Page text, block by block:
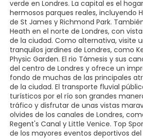
verde en Londres. La capital es el
hermosos parques reales, incluyendo
de St James y Richmond Park.
Heath en el norte de Londres, con
de la ciudad. Como alternativa, visite
tranquilos jardines de Londres, como
Physic Garden. El rio Támesis y sus
del centro de Londres y ofrece un
fondo de muchas de las principales
de la ciudad. El transporte fluvial
turísticos por el río son grandes
tráfico y disfrutar de unas vistas
olvides de los canales de Londres,
Regent's Canal y Little Venice. Top
de los mayores eventos deportivos